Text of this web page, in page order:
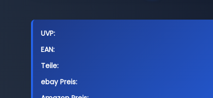
UVP:
EAN:
Teile:
ebay Preis: